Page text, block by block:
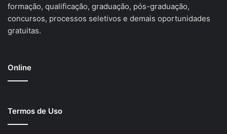
formação, qualificação, graduação, pós-graduação,
concursos, processos seletivos e demais oportunidades
gratuitas.
Online
Termos de Uso